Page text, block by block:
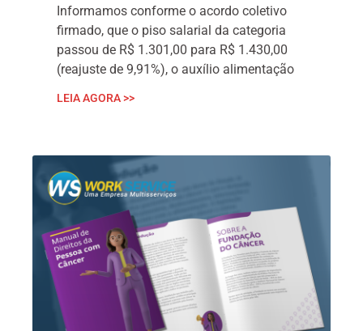
Informamos conforme o acordo coletivo
firmado, que o piso salarial da categoria
passou de R$ 1.301,00 para R$ 1.430,00
(reajuste de 9,91%), o auxílio alimentação
LEIA AGORA >>